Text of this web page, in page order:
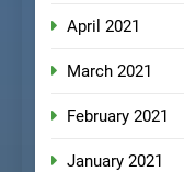
April 2021
March 2021
February 2021
January 2021